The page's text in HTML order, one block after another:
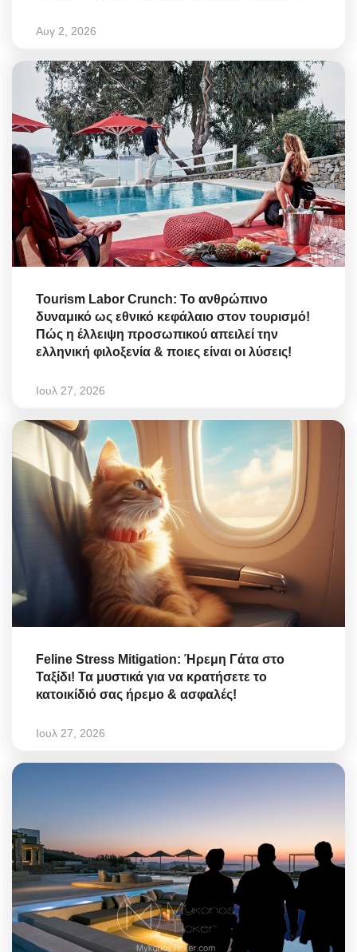
Αυγ 2, 2026
Tourism Labor Crunch: Το ανθρώπινο
δυναμικό ως εθνικό κεφάλαιο στον τουρισμό!
Πώς η έλλειψη προσωπικού απειλεί την
ελληνική φιλοξενία & ποιες είναι οι λύσεις!
Ιουλ 27, 2026
Feline Stress Mitigation: Ήρεμη Γάτα στο
Ταξίδι! Τα μυστικά για να κρατήσετε το
κατοικίδιό σας ήρεμο & ασφαλές!
Ιουλ 27, 2026